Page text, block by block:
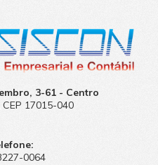
3-61 - Centro
CEP 17015-040
0064